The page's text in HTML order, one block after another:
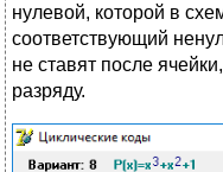
нулевой, которой в
соответствующий
не ставят после
разряду.